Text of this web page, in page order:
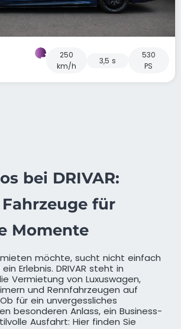
250
km/h
3,5 s
530
PS
bei DRIVAR:
für
Momente
möchte, sucht nicht einfach
Erlebnis. DRIVAR steht in
Vermietung von Luxuswagen,
und Rennfahrzeugen auf
für ein unvergessliches
besonderen Anlass, ein Business-
Ausfahrt: Hier finden Sie